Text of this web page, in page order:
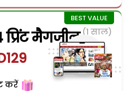
मैगजीन (1 साल)
करें